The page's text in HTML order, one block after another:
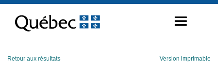
contenu
Retour aux résultats Version imprimable